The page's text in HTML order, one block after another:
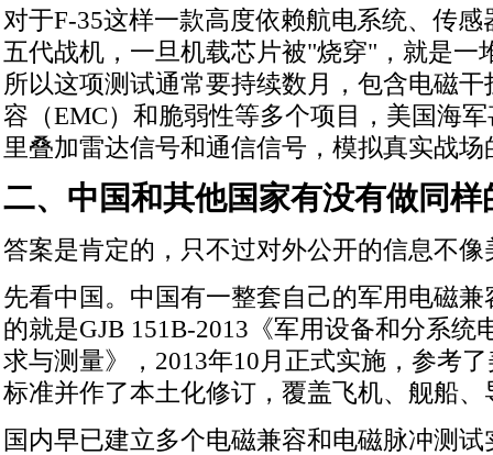
对于F-35这样一款高度依赖航电系统、传
五代战机，一旦机载芯片被"烧穿"，就是一
所以这项测试通常要持续数月，包含电磁
容（EMC）和脆弱性等多个项目，美国海
里叠加雷达信号和通信信号，模拟真实战
二、中国和其他国家有没有做同样
答案是肯定的，只不过对外公开的信息不
先看中国。中国有一整套自己的军用电磁
的就是GJB 151B-2013《军用设备和分系统
求与测量》，2013年10月正式实施，参考
标准并作了本土化修订，覆盖飞机、舰船
国内早已建立多个电磁兼容和电磁脉冲测